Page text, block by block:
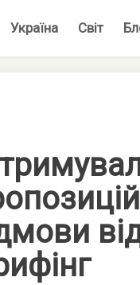
Україна Світ